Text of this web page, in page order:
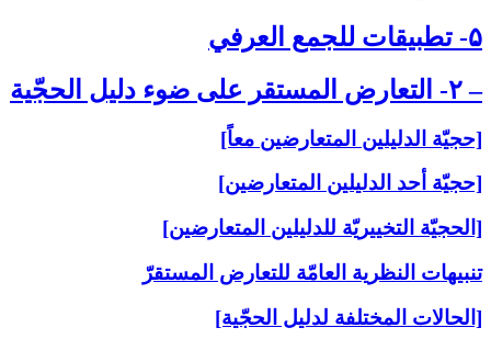
۵- تطبيقات للجمع العرفي‏
– ۲- التعارض المستقر على‏ ضوء دليل الحجّية
[حجيّة الدليلين المتعارضين معاً]
[حجيّة أحد الدليلين المتعارضين]
[الحجيّة التخييريّة للدليلين المتعارضين]
تنبيهات النظرية العامّة للتعارض المستقرّ
[الحالات المختلفة لدليل الحجّية]